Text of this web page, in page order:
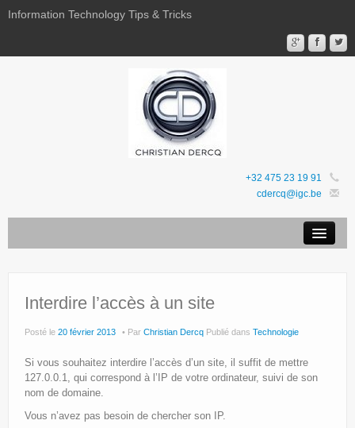
Information Technology Tips & Tricks
+32 475 23 19 91
cdercq@igc.be
Sites Web
Favoris
Site Principal
Politique de confidentialité
Interdire l’accès à un site
Posté le 20 février 2013 Par Christian Dercq Publié dans Technologie
Si vous souhaitez interdire l’accès d’un site, il suffit de mettre
127.0.0.1, qui correspond à l’IP de votre ordinateur, suivi de son
nom de domaine.
Vous n’avez pas besoin de chercher son IP.